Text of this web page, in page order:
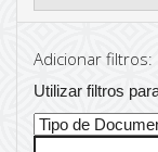
Adicionar filtros:
Utilizar filtros